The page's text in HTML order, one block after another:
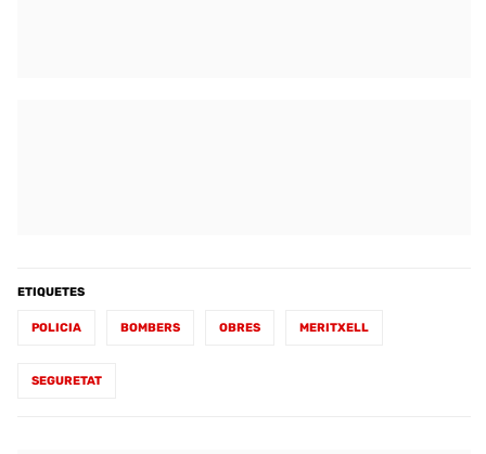
ETIQUETES
POLICIA BOMBERS OBRES MERITXELL
SEGURETAT